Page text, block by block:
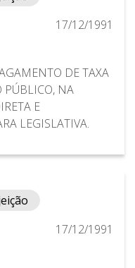
17/12/1991
DE TAXA
PÚBLICO, NA
E
LEGISLATIVA.
17/12/1991